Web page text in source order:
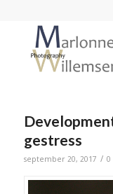
gestress
september 20, 2017 / 0